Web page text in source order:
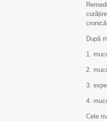
După
1.
2.
3.
4.
Cele